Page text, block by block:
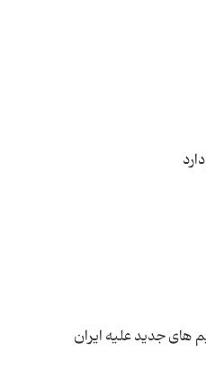
های جدید علیه ایران